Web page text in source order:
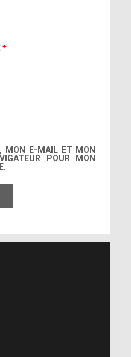
*
MON E-MAIL ET MON
POUR MON